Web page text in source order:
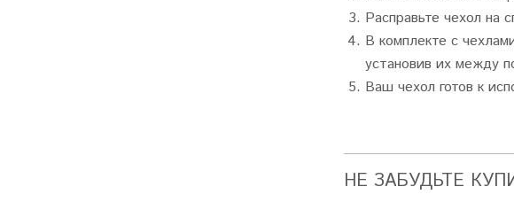
Расправьте чехол на
В комплекте с
установив их между
Ваш чехол готов к
НЕ ЗАБУДЬТЕ